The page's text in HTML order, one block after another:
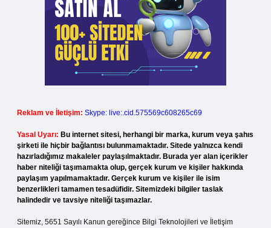
Reklam ve İletişim: Skype: live:.cid.575569c608265c69
Yasal Uyarı: Bu internet sitesi, herhangi bir marka, kurum veya şahıs
şirketi ile hiçbir bağlantısı bulunmamaktadır. Sitede yalnızca kendi
hazırladığımız makaleler paylaşılmaktadır. Burada yer alan içerikler
haber niteliği taşımamakta olup, gerçek kurum ve kişiler hakkında
paylaşım yapılmamaktadır. Gerçek kurum ve kişiler ile isim
benzerlikleri tamamen tesadüfidir. Sitemizdeki bilgiler taslak
halindedir ve tavsiye niteliği taşımazlar.
Sitemiz, 5651 Sayılı Kanun gereğince Bilgi Teknolojileri ve İletişim